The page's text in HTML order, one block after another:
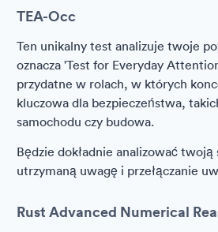
TEA-Occ
Ten unikalny test analizuje twoje
oznacza 'Test for Everyday
przydatne w rolach, w których
kluczowa dla bezpieczeństwa,
samochodu czy budowa.
Będzie dokładnie analizować
utrzymaną uwagę i przełączanie
Rust Advanced Numerical